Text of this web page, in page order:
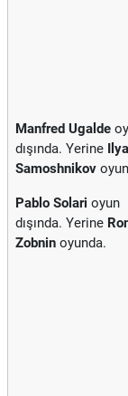
Manfred Ugalde
dışında. Yerine Ilya
Samoshnikov
Pablo Solari oyun
dışında. Yerine
Zobnin oyunda.